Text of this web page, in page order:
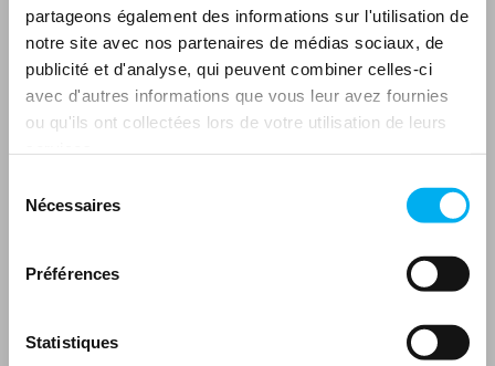
partageons également des informations sur l'utilisation de
notre site avec nos partenaires de médias sociaux, de
publicité et d'analyse, qui peuvent combiner celles-ci
avec d'autres informations que vous leur avez fournies
ou qu'ils ont collectées lors de votre utilisation de leurs
Nécessaires
Préférences
Statistiques